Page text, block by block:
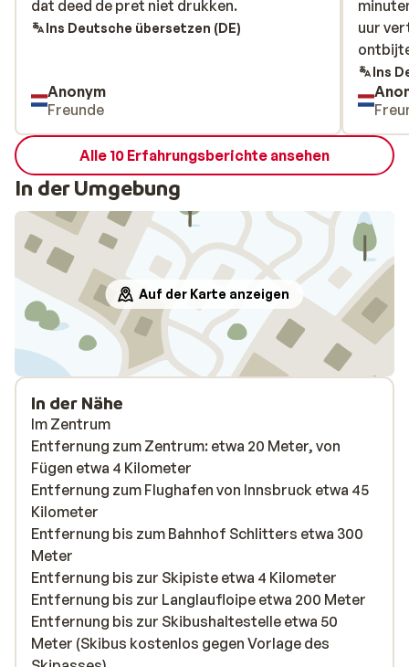
dat deed de pret niet drukken.
dat deed de pret niet drukken.
Ins Deutsche übersetzen (DE)
Anonym
Freunde
uur
uur
Ins
Alle 10 Erfahrungsberichte ansehen
In der Umgebung
Auf der Karte anzeigen
In der Nähe
Im Zentrum
Entfernung zum Zentrum: etwa 20 Meter, von
Fügen etwa 4 Kilometer
Entfernung zum Flughafen von Innsbruck etwa 45
Kilometer
Entfernung bis zum Bahnhof Schlitters etwa 300
Meter
Entfernung bis zur Skipiste etwa 4 Kilometer
Entfernung bis zur Langlaufloipe etwa 200 Meter
Entfernung bis zur Skibushaltestelle etwa 50
Meter (Skibus kostenlos gegen Vorlage des